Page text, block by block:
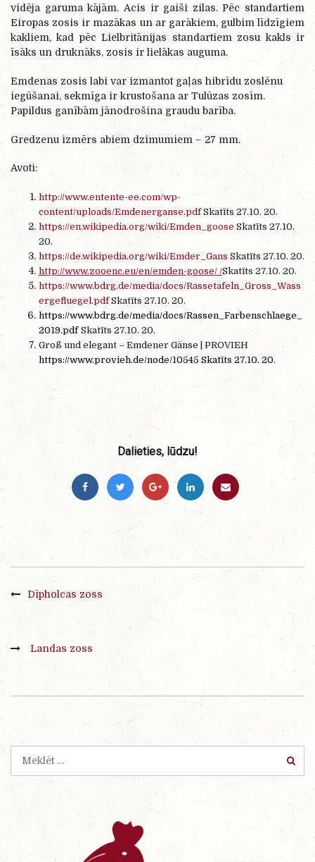
vidēja garuma kājām. Acis ir gaiši zilas. Pēc standartiem
Eiropas zosis ir mazākas un ar garākiem, gulbim līdzīgiem
kakliem, kad pēc Lielbritānijas standartiem zosu kakls ir
īsāks un druknāks, zosis ir lielākas auguma.
Emdenas zosis labi var izmantot gaļas hibrīdu zoslēnu
iegūšanai, sekmīga ir krustošana ar Tulūzas zosīm.
Papildus ganībām jānodrošina graudu barība.
Gredzenu izmērs abiem dzimumiem – 27 mm.
Avoti:
http://www.entente-ee.com/wp-
content/uploads/Emdenerganse.pdf Skatīts 27.10. 20.
https://en.wikipedia.org/wiki/Emden_goose Skatīts 27.10.
20.
https://de.wikipedia.org/wiki/Emder_Gans Skatīts 27.10. 20.
http://www.zooenc.eu/en/emden-goose/ /Skatīts 27.10. 20.
https://www.bdrg.de/media/docs/Rassetafeln_Gross_Wass
ergefluegel.pdf Skatīts 27.10. 20.
https://www.bdrg.de/media/docs/Rassen_Farbenschlaege_
2019.pdf Skatīts 27.10. 20.
Groß und elegant – Emdener Gänse | PROVIEH
https://www.provieh.de/node/10545 Skatīts 27.10. 20.
Dalieties, lūdzu!
Dīpholcas zoss
Landas zoss